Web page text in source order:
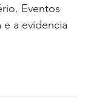
Eventos
a evidencia